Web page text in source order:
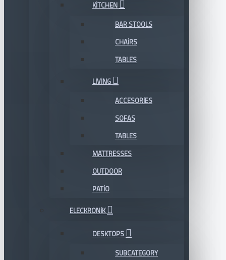
KITCHEN
BAR STOOLS
CHAIRS
TABLES
LIVING
ACCESORIES
SOFAS
TABLES
MATTRESSES
OUTDOOR
PATIO
ELECKRONIK
DESKTOPS
SUBCATEGORY